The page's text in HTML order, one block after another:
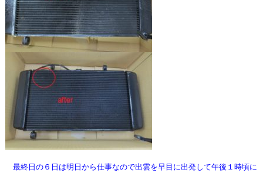
最終日の６日は明日から仕事なので出雲を早目に出発して午後１時頃に